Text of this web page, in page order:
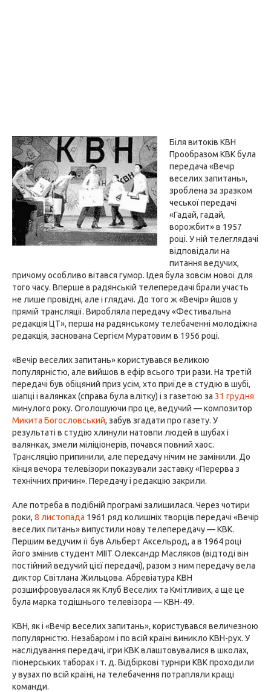
Біля витоків КВН
Прообразом КВК була
передача «Вечір
веселих запитань»,
зроблена за зразком
чеської передачі
«Гадай, гадай,
ворожбит» в 1957
році. У ній телеглядачі
відповідали на
питання ведучих,
причому особливо вітався гумор. Ідея була зовсім нової для
того часу. Вперше в радянській телепередачі брали участь
не лише провідні, але і глядачі. До того ж «Вечір» йшов у
прямій трансляції. Виробляла передачу «Фестивальна
редакція ЦТ», перша на радянському телебаченні молодіжна
редакція, заснована Сергієм Муратовим в 1956 році.
«Вечір веселих запитань» користувався великою
популярністю, але вийшов в ефір всього три рази. На третій
передачі був обіцяний приз усім, хто приїде в студію в шубі,
шапці і валянках (справа була влітку) і з газетою за 31 грудня
минулого року. Оголошуючи про це, ведучий — композитор
Микита Богословський, забув згадати про газету. У
результаті в студію хлинули натовпи людей в шубах і
валянках, змели міліціонерів, почався повний хаос.
Трансляцію припинили, але передачу нічим не замінили. До
кінця вечора телевізори показували заставку «Перерва з
технічних причин». Передачу і редакцію закрили.
Але потреба в подібній програмі залишилася. Через чотири
роки, 8 листопада 1961 ряд колишніх творців передачі «Вечір
веселих питань» випустили нову телепередачу — КВК.
Першим ведучим її був Альберт Аксельрод, а в 1964 році
його змінив студент МІІТ Олександр Масляков (відтоді він
постійний ведучий цієї передачі), разом з ним передачу вела
диктор Світлана Жильцова. Абревіатура КВН
розшифровувалася як Клуб Веселих та Кмітливих, а ще це
була марка тодішнього телевізора — КВН-49.
КВН, як і «Вечір веселих запитань», користувався величезною
популярністю. Незабаром і по всій країні виникло КВН-рух. У
наслідування передачі, ігри КВК влаштовувалися в школах,
піонерських таборах і т. д. Відбіркові турніри КВК проходили
у вузах по всій країні, на телебачення потрапляли кращі
команди.